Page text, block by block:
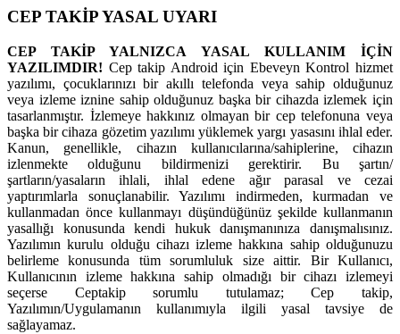
CEP TAKİP YASAL UYARI
CEP TAKİP YALNIZCA YASAL KULLANIM İÇİN
YAZILIMDIR! Cep takip Android için Ebeveyn Kontrol hizmet
yazılımı, çocuklarınızı bir akıllı telefonda veya sahip olduğunuz
veya izleme iznine sahip olduğunuz başka bir cihazda izlemek için
tasarlanmıştır. İzlemeye hakkınız olmayan bir cep telefonuna veya
başka bir cihaza gözetim yazılımı yüklemek yargı yasasını ihlal eder.
Kanun, genellikle, cihazın kullanıcılarına/sahiplerine, cihazın
izlenmekte olduğunu bildirmenizi gerektirir. Bu şartın/
şartların/yasaların ihlali, ihlal edene ağır parasal ve cezai
yaptırımlarla sonuçlanabilir. Yazılımı indirmeden, kurmadan ve
kullanmadan önce kullanmayı düşündüğünüz şekilde kullanmanın
yasallığı konusunda kendi hukuk danışmanınıza danışmalısınız.
Yazılımın kurulu olduğu cihazı izleme hakkına sahip olduğunuzu
belirleme konusunda tüm sorumluluk size aittir. Bir Kullanıcı,
Kullanıcının izleme hakkına sahip olmadığı bir cihazı izlemeyi
seçerse Ceptakip sorumlu tutulamaz; Cep takip,
Yazılımın/Uygulamanın kullanımıyla ilgili yasal tavsiye de
sağlayamaz.